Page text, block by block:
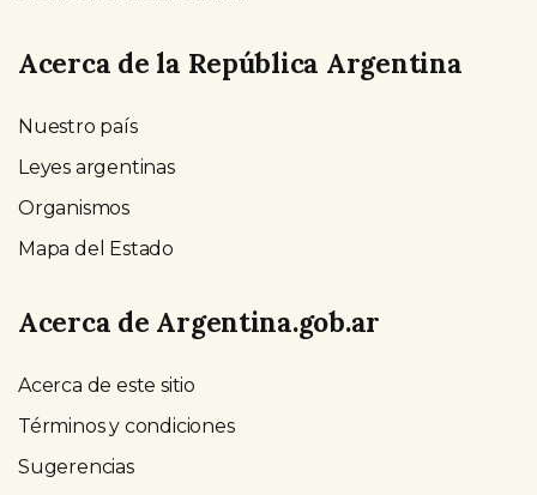
Acerca de la República Argentina
Nuestro país
Leyes argentinas
Organismos
Mapa del Estado
Acerca de Argentina.gob.ar
Acerca de este sitio
Términos y condiciones
Sugerencias